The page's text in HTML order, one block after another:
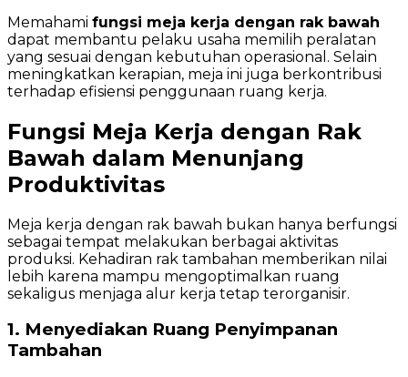
Memahami fungsi meja kerja dengan rak bawah
dapat membantu pelaku usaha memilih peralatan
yang sesuai dengan kebutuhan operasional. Selain
meningkatkan kerapian, meja ini juga berkontribusi
terhadap efisiensi penggunaan ruang kerja.
Fungsi Meja Kerja dengan Rak
Bawah dalam Menunjang
Produktivitas
Meja kerja dengan rak bawah bukan hanya berfungsi
sebagai tempat melakukan berbagai aktivitas
produksi. Kehadiran rak tambahan memberikan nilai
lebih karena mampu mengoptimalkan ruang
sekaligus menjaga alur kerja tetap terorganisir.
1. Menyediakan Ruang Penyimpanan
Tambahan